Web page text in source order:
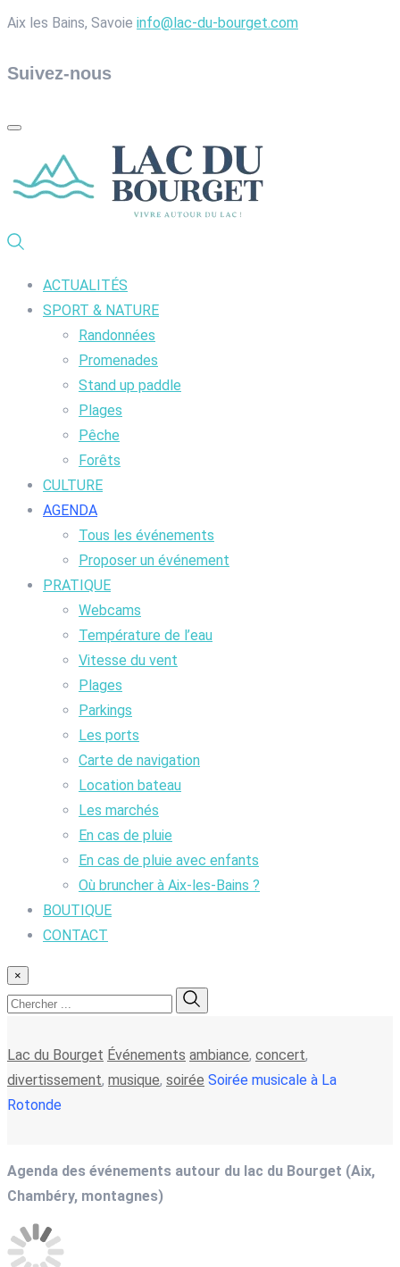
Aix les Bains, Savoie info@lac-du-bourget.com
Suivez-nous
ACTUALITÉS
SPORT & NATURE
Randonnées
Promenades
Stand up paddle
Plages
Pêche
Forêts
CULTURE
AGENDA
Tous les événements
Proposer un événement
PRATIQUE
Webcams
Température de l’eau
Vitesse du vent
Plages
Parkings
Les ports
Carte de navigation
Location bateau
Les marchés
En cas de pluie
En cas de pluie avec enfants
Où bruncher à Aix-les-Bains ?
BOUTIQUE
CONTACT
×
Lac du Bourget Événements ambiance, concert,
divertissement, musique, soirée Soirée musicale à La
Rotonde
Agenda des événements autour du lac du Bourget (Aix,
Chambéry, montagnes)